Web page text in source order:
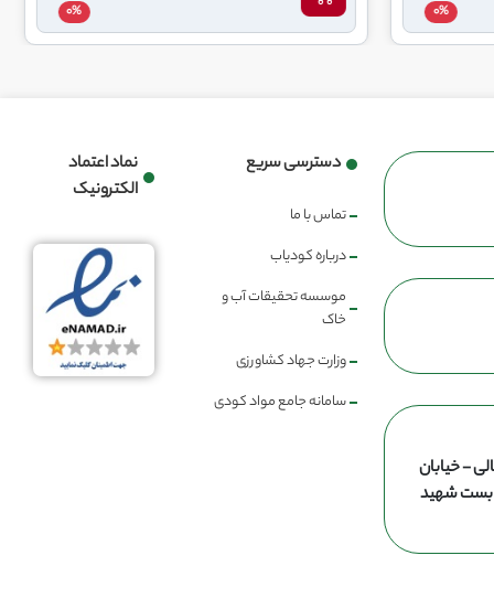
- خیابان
بست شهید
دسترسی سریع
تماس با ما
درباره کودیاب
موسسه تحقیقات آب و
خاک
وزارت جهاد کشاورزی
سامانه جامع مواد کودی
نماد اعتماد
الکترونیک